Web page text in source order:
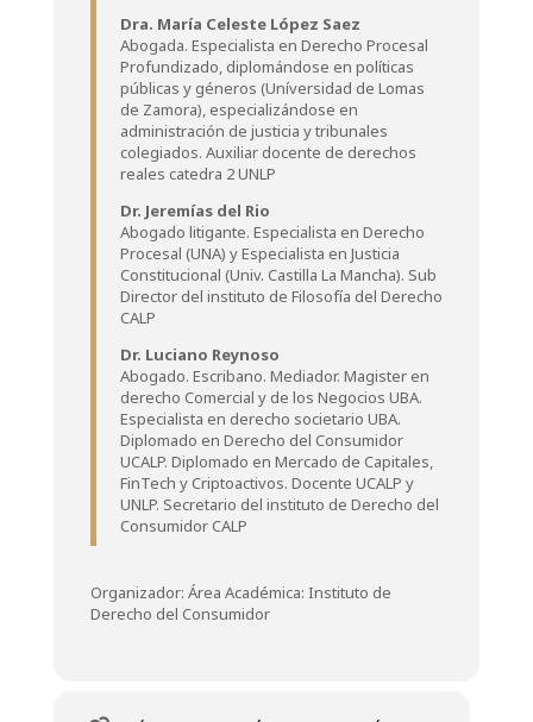
Dra. María Celeste López Saez
Abogada. Especialista en Derecho Procesal
Profundizado, diplomándose en políticas
públicas y géneros (Uníversidad de Lomas
de Zamora), especializándose en
administración de justicia y tribunales
colegiados. Auxiliar docente de derechos
reales catedra 2 UNLP
Dr. Jeremías del Rio
Abogado litigante. Especialista en Derecho
Procesal (UNA) y Especialista en Justicia
Constitucional (Univ. Castilla La Mancha). Sub
Director del instituto de Filosofía del Derecho
CALP
Dr. Luciano Reynoso
Abogado. Escribano. Mediador. Magister en
derecho Comercial y de los Negocios UBA.
Especialista en derecho societario UBA.
Diplomado en Derecho del Consumidor
UCALP. Diplomado en Mercado de Capitales,
FinTech y Criptoactivos. Docente UCALP y
UNLP. Secretario del instituto de Derecho del
Consumidor CALP
Organizador: Área Académica: Instituto de
Derecho del Consumidor